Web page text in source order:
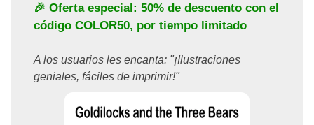
🎉 Oferta especial: 50% de descuento con el
código COLOR50, por tiempo limitado
A los usuarios les encanta: "¡Ilustraciones
geniales, fáciles de imprimir!"